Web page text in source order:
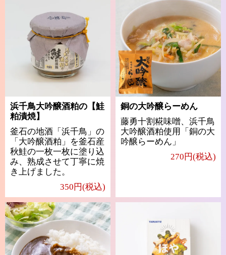
浜千鳥大吟醸酒粕の【鮭
粕漬焼】
釜石の地酒「浜千鳥」の
「大吟醸酒粕」を釜石産
秋鮭の一枚一枚に塗り込
み、熟成させて丁寧に焼
き上げました。
350円(税込)
銅の大吟醸らーめん
藤勇十割糀味噌、浜千鳥
大吟醸酒粕使用「銅の大
吟醸らーめん」
270円(税込)